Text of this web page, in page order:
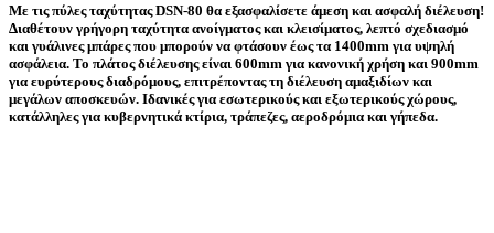
Με τις πύλες ταχύτητας DSN-80 θα εξασφαλίσετε άμεση και ασφαλή διέλευση!
Διαθέτουν γρήγορη ταχύτητα ανοίγματος και κλεισίματος, λεπτό σχεδιασμό
και γυάλινες μπάρες που μπορούν να φτάσουν έως τα 1400mm για υψηλή
ασφάλεια. Το πλάτος διέλευσης είναι 600mm για κανονική χρήση και 900mm
για ευρύτερους διαδρόμους, επιτρέποντας τη διέλευση αμαξιδίων και
μεγάλων αποσκευών. Ιδανικές για εσωτερικούς και εξωτερικούς χώρους,
κατάλληλες για κυβερνητικά κτίρια, τράπεζες, αεροδρόμια και γήπεδα.